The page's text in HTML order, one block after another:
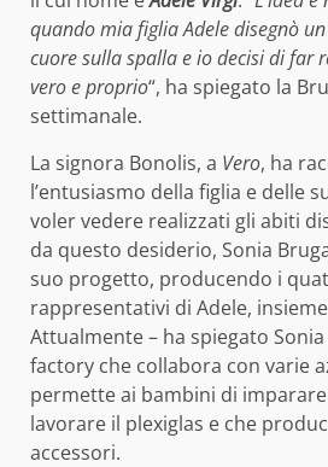
quando mia figlia Adele disegnò
cuore sulla spalla e io decisi di far
vero e proprio“, ha spiegato la
settimanale.
La signora Bonolis, a Vero, ha
l’entusiasmo della figlia e delle
voler vedere realizzati gli abiti
da questo desiderio, Sonia
suo progetto, producendo i
rappresentativi di Adele,
Attualmente – ha spiegato
factory che collabora con varie
permette ai bambini di
lavorare il plexiglas e che
accessori.